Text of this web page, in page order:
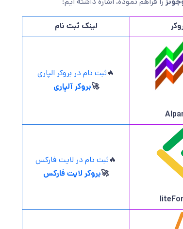
لینک ثبت نام
🔥ثبت نام در بروکر الپاری
🚀بروکر آلپاری
🔥ثبت نام در لایت فارکس
🚀بروکر لایت فارکس